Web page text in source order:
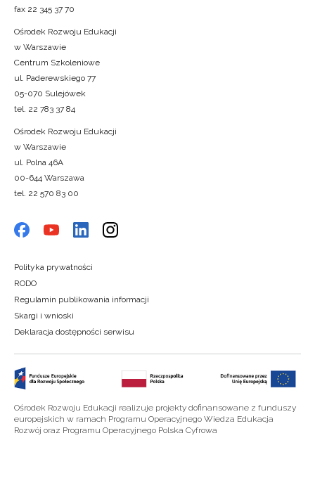
fax 22 345 37 70
Ośrodek Rozwoju Edukacji
w Warszawie
Centrum Szkoleniowe
ul. Paderewskiego 77
05-070 Sulejówek
tel. 22 783 37 84
Ośrodek Rozwoju Edukacji
w Warszawie
ul. Polna 46A
00-644 Warszawa
tel. 22 570 83 00
Polityka prywatności
RODO
Regulamin publikowania informacji
Skargi i wnioski
Deklaracja dostępności serwisu
Ośrodek Rozwoju Edukacji realizuje projekty dofinansowane z funduszy
europejskich w ramach Programu Operacyjnego Wiedza Edukacja
Rozwój oraz Programu Operacyjnego Polska Cyfrowa